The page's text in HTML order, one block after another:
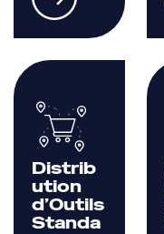
Distrib
ution
d’Outils
Standa